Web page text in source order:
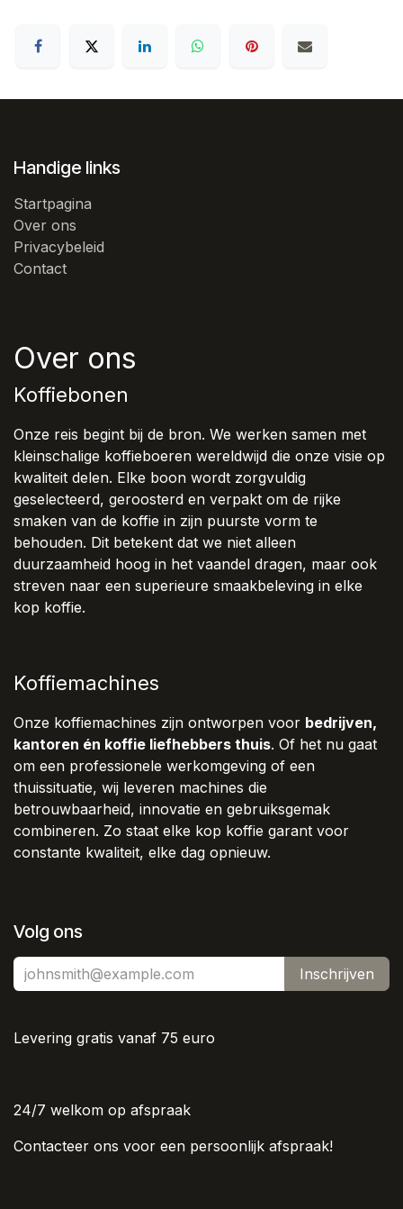
Handige links
Startpagina
Over ons
Privacybeleid
Contact
Over ons
Koffiebonen
Onze reis begint bij de bron. We werken samen met
kleinschalige koffieboeren wereldwijd die onze visie op
kwaliteit delen. Elke boon wordt zorgvuldig
geselecteerd, geroosterd en verpakt om de rijke
smaken van de koffie in zijn puurste vorm te
behouden. Dit betekent dat we niet alleen
duurzaamheid hoog in het vaandel dragen, maar ook
streven naar een superieure smaakbeleving in elke
kop koffie.
Koffiemachines
Onze koffiemachines zijn ontworpen voor bedrijven,
kantoren én koffie liefhebbers thuis. Of het nu gaat
om een professionele werkomgeving of een
thuissituatie, wij leveren machines die
betrouwbaarheid, innovatie en gebruiksgemak
combineren. Zo staat elke kop koffie garant voor
constante kwaliteit, elke dag opnieuw.
Volg ons
Inschrijven
Levering gratis vanaf 75 euro
24/7 welkom op afspraak
Contacteer ons voor een persoonlijk afspraak!